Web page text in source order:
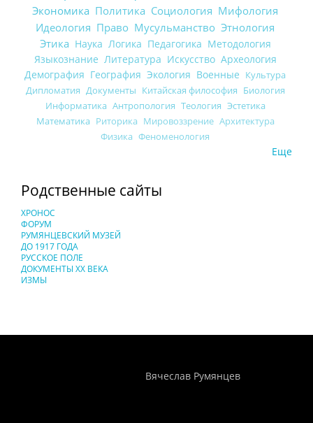
Экономика Политика Социология Мифология
Идеология Право Мусульманство Этнология
Этика Наука Логика Педагогика Методология
Языкознание Литература Искусство Археология
Демография География Экология Военные Культура
Дипломатия Документы Китайская философия Биология
Информатика Антропология Теология Эстетика
Математика Риторика Мировоззрение Архитектура
Физика Феноменология
Еще
Родственные сайты
ХРОНОС
ФОРУМ
РУМЯНЦЕВСКИЙ МУЗЕЙ
ДО 1917 ГОДА
РУССКОЕ ПОЛЕ
ДОКУМЕНТЫ XX ВЕКА
ИЗМЫ
Вячеслав Румянцев